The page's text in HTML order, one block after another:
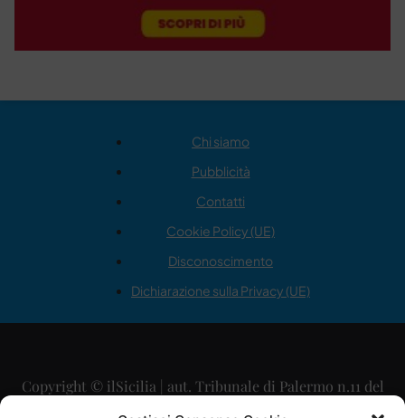
Chi siamo
Pubblicità
Contatti
Cookie Policy (UE)
Disconoscimento
Dichiarazione sulla Privacy (UE)
Copyright © ilSicilia | aut. Tribunale di Palermo n.11 del
29/09/2015